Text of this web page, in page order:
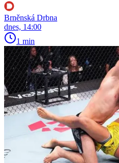
Brněnská Drbna
dnes, 14:00
1 min